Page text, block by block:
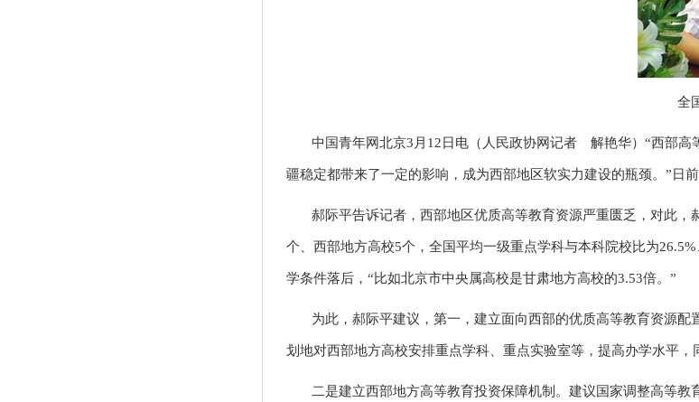
全
中国青年网北京3月12日电（人民政协网记者 解艳华）“西部高
疆稳定都带来了一定的影响，成为西部地区软实力建设的瓶颈。”日
郝际平告诉记者，西部地区优质高等教育资源严重匮乏，对此
个、西部地方高校5个，全国平均一级重点学科与本科院校比为
学条件落后，“比如北京市中央属高校是甘肃地方高校的3.53倍。”
为此，郝际平建议，第一，建立面向西部的优质高等教育资源
划地对西部地方高校安排重点学科、重点实验室等，提高办学水平，
二是建立西部地方高等教育投资保障机制。建议国家调整高等